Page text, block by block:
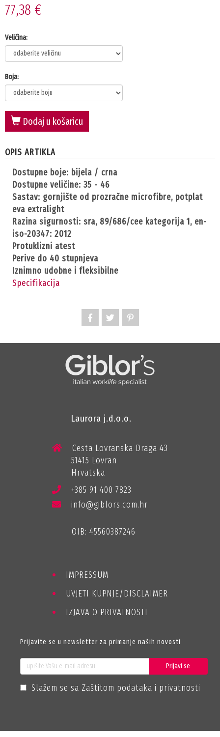
77,38 €
Veličina:
Boja:
Dodaj u košaricu
OPIS ARTIKLA
dostupne boje: bijela / crna
dostupne veličine: 35 - 46
sastav: gornjište od prozračne microfibre, potplat
eva extralight
razina sigurnosti: sra, 89/686/cee kategorija 1, en-
iso-20347: 2012
protuklizni atest
perive do 40 stupnjeva
iznimno udobne i fleksibilne
Specifikacija
Laurora j.d.o.o.
Cesta Lovranska Draga 43
51415 Lovran
Hrvatska
+385 91 400 7823
info@giblors.com.hr
OIB: 45560387246
IMPRESSUM
UVJETI KUPNJE/DISCLAIMER
IZJAVA O PRIVATNOSTI
Prijavite se u newsletter za primanje naših novosti
Prijavi se
Slažem se sa Zaštitom podataka i privatnosti